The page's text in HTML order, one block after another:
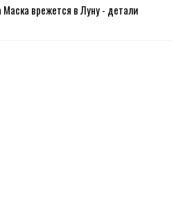
Маска врежется в Луну - детали